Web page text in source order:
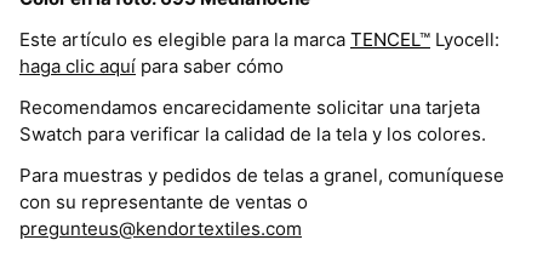
Este artículo es elegible para la marca TENCEL™ Lyocell:
haga clic aquí para saber cómo
Recomendamos encarecidamente solicitar una tarjeta
Swatch para verificar la calidad de la tela y los colores.
Para muestras y pedidos de telas a granel, comuníquese
con su representante de ventas o
pregunteus@kendortextiles.com